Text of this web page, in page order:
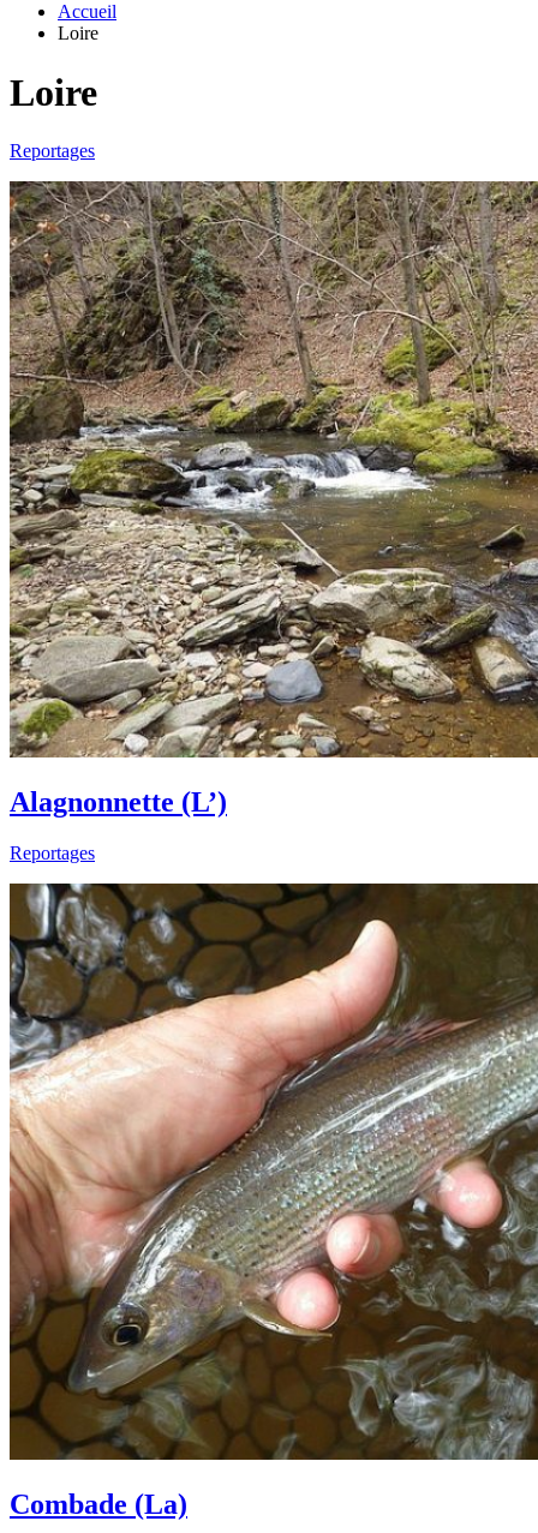
Accueil
Loire
Loire
Reportages
Alagnonnette (L’)
Reportages
Combade (La)